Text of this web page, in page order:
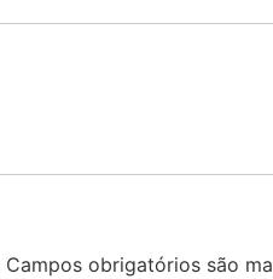
Campos obrigatórios são